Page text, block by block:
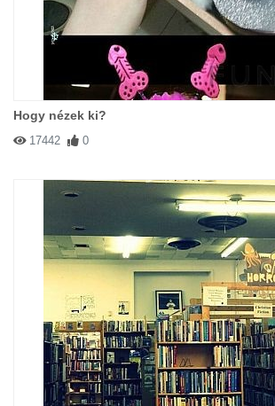
Hogy nézek ki?
17442 0